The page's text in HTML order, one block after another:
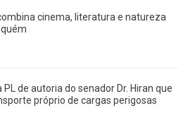
cinema, literatura e natureza
de autoria do senador Dr. Hiran que
próprio de cargas perigosas